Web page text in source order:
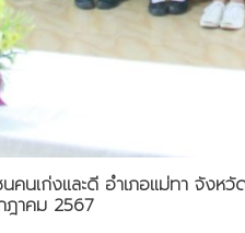
เก่งและดี อำเภอแม่ทา จังหวั
ฎาคม 2567